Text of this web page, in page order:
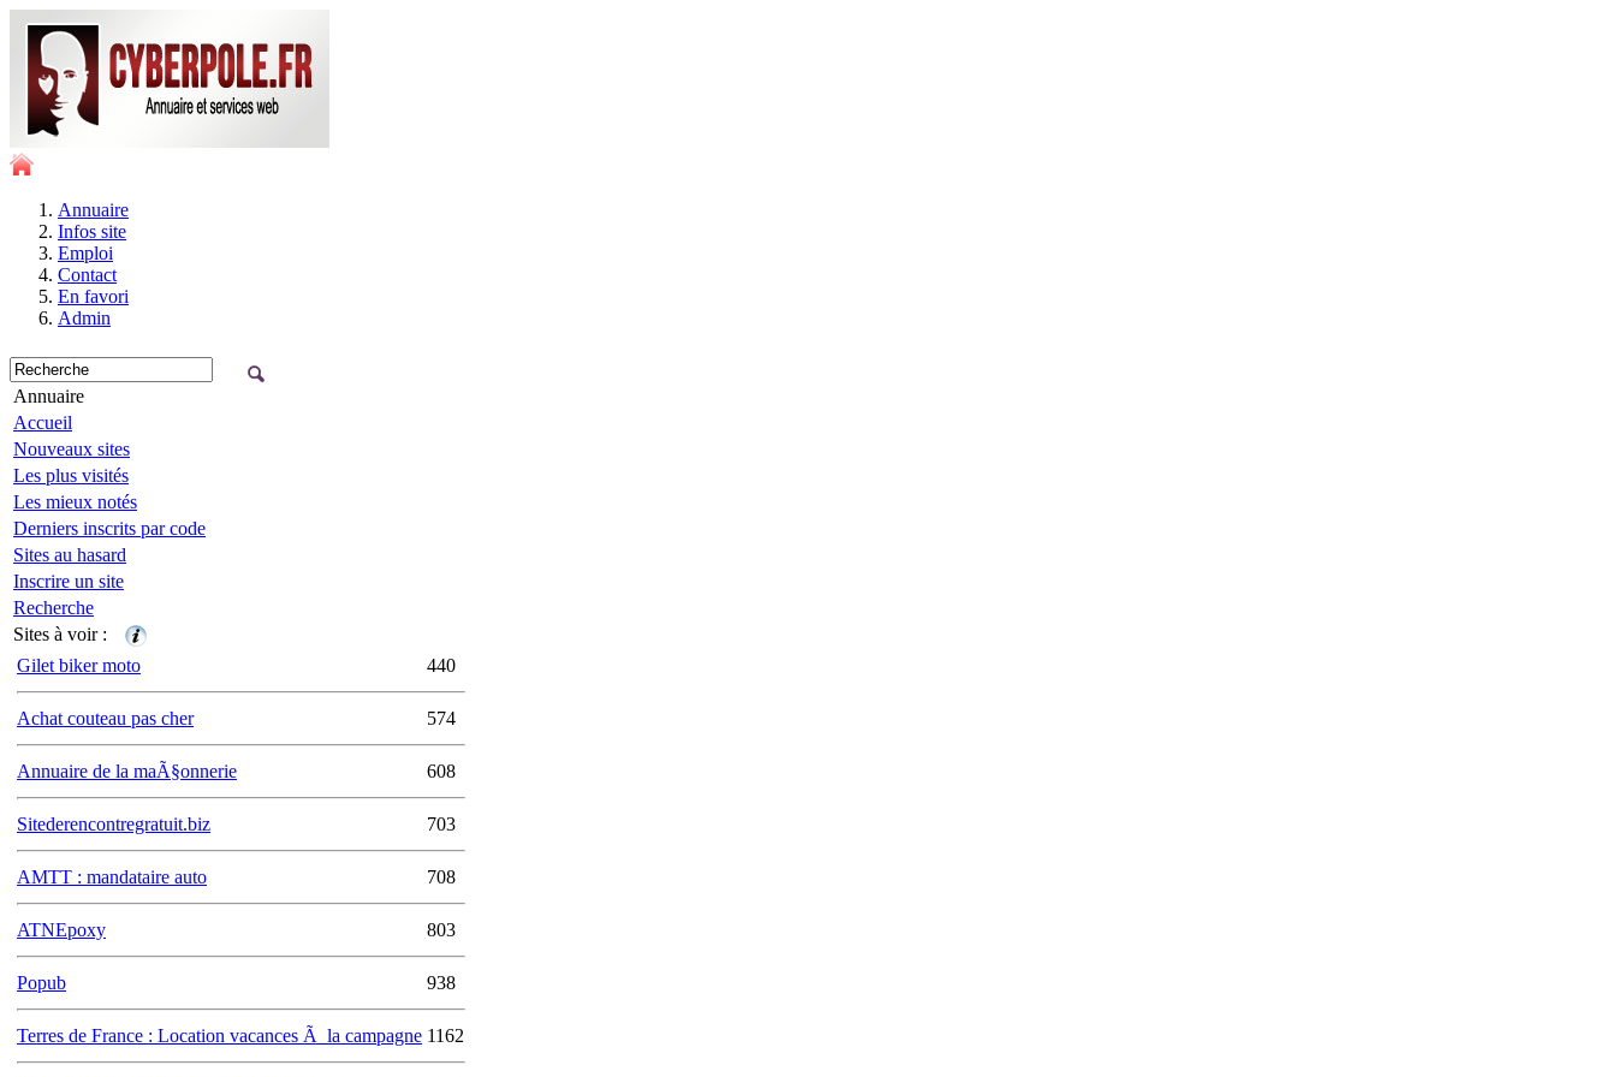
Annuaire
Infos site
Emploi
Contact
En favori
Admin
Annuaire
Accueil
Nouveaux sites
Les plus visités
Les mieux notés
Derniers inscrits par code
Sites au hasard
Inscrire un site
Recherche
Sites à voir :
Gilet biker moto
440
Achat couteau pas cher 574
Annuaire de la maÃ§onnerie 608
Sitederencontregratuit.biz 703
AMTT : mandataire auto 708
ATNEpoxy 803
Popub 938
Terres de France : Location vacances Ã la campagne 1162